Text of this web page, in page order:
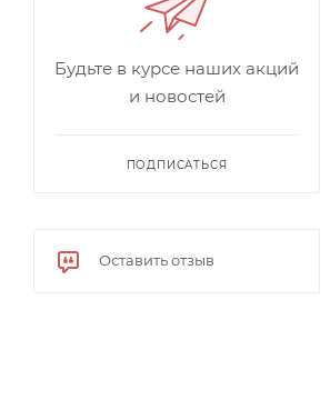
Будьте в курсе наших акций
и новостей
ПОДПИСАТЬСЯ
Оставить отзыв